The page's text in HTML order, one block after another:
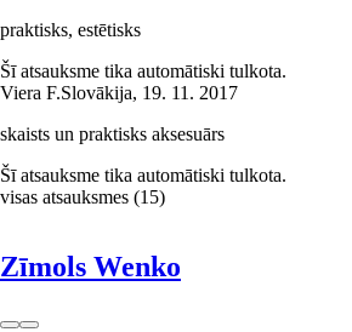
praktisks, estētisks
Šī atsauksme tika automātiski tulkota.
Viera F.Slovākija, 19. 11. 2017
skaists un praktisks aksesuārs
Šī atsauksme tika automātiski tulkota.
visas atsauksmes (15)
Zīmols Wenko